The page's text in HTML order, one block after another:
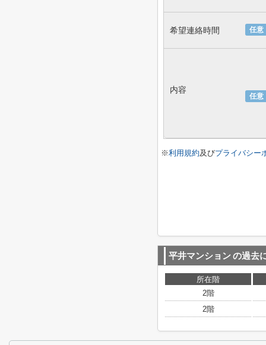
任意
希望連絡時間
任意
内容
※利用規約及びプライバシー
平井マンションの過去
所在階
2階
2階